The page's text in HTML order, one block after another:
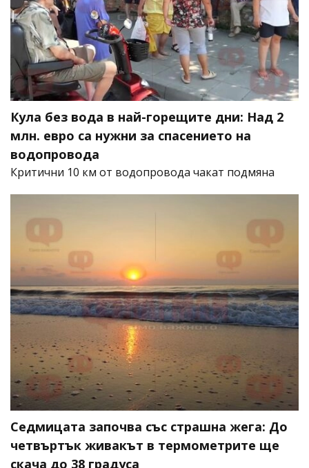
Кула без вода в най-горещите дни: Над 2
млн. евро са нужни за спасението на
водопровода
Критични 10 км от водопровода чакат подмяна
Седмицата започва със страшна жега: До
четвъртък живакът в термометрите ще
скача до 38 градуса